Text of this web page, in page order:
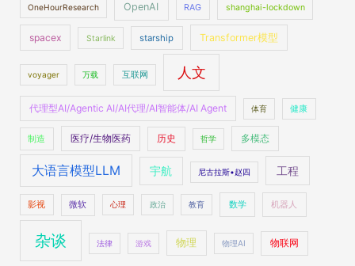
OneHourResearch OpenAI RAG shanghai-lockdown
spacex Starlink starship Transformer模型
voyager 万载 互联网 人文
代理型AI/Agentic AI/AI代理/AI智能体/AI Agent 体育 健康
制造 医疗/生物医药 历史 哲学 多模态
大语言模型LLM 宇航 尼古拉斯•赵四 工程
影视 微软 心理 政治 教育 数学 机器人
杂谈 法律 游戏 物理 物理AI 物联网